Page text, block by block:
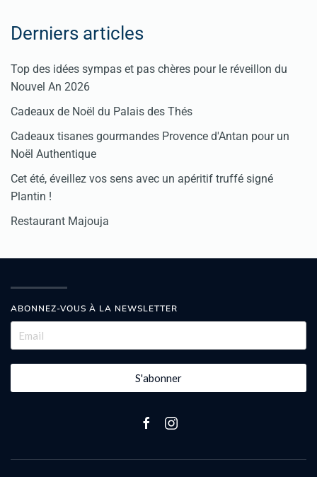
Derniers articles
Top des idées sympas et pas chères pour le réveillon du
Nouvel An 2026
Cadeaux de Noël du Palais des Thés
Cadeaux tisanes gourmandes Provence d'Antan pour un
Noël Authentique
Cet été, éveillez vos sens avec un apéritif truffé signé
Plantin !
Restaurant Majouja
ABONNEZ-VOUS À LA NEWSLETTER
S'abonner